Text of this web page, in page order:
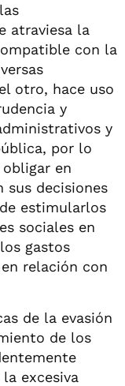
atraviesa la
con la
otro, hace uso
y
y
por lo
en
sus decisiones
estimularlos
sociales en
gastos
relación con
de la evasión
de los
excesiva